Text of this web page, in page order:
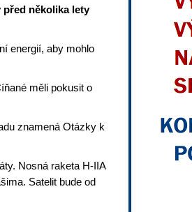
několika lety
energií, aby mohlo
měli pokusit o
znamená Otázky k
Nosná raketa H-IIA
Satelit bude od